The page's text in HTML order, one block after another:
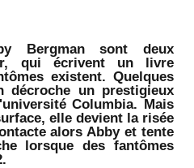
Bergman sont deux
qui écrivent un livre
existent. Quelques
décroche un prestigieux
Columbia. Mais
elle devient la risée
alors Abby et tente
lorsque des fantômes